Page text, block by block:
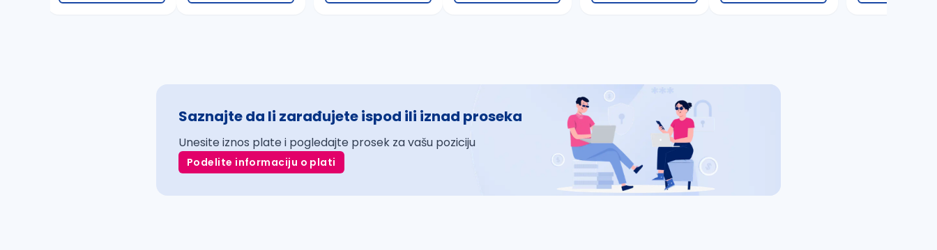
Saznajte da li zarađujete ispod ili iznad proseka
Unesite iznos plate i pogledajte prosek za vašu poziciju
Podelite informaciju o plati